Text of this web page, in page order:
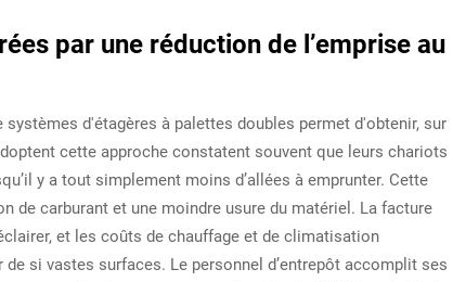
par une réduction de l’emprise au
d'étagères à palettes doubles permet d'obtenir, sur
cette approche constatent souvent que leurs chariots
y a tout simplement moins d’allées à emprunter. Cette
de carburant et une moindre usure du matériel. La facture
et les coûts de chauffage et de climatisation
si vastes surfaces. Le personnel d’entrepôt accomplit ses